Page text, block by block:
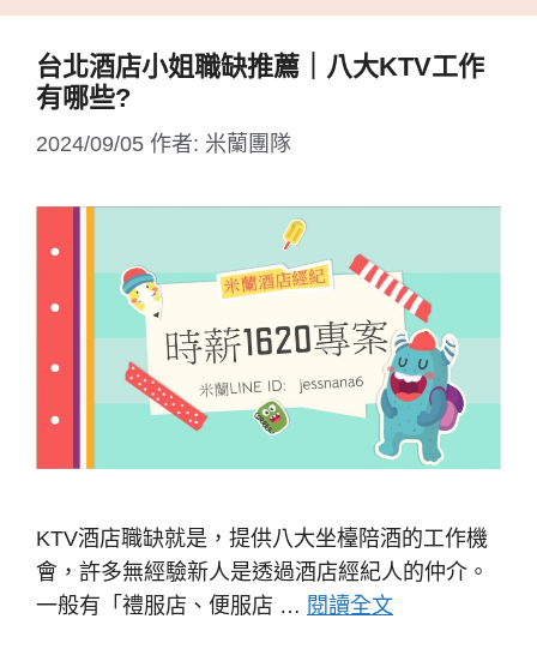
台北酒店小姐職缺推薦｜八大KTV工作
有哪些?
2024/09/05 作者: 米蘭團隊
KTV酒店職缺就是，提供八大坐檯陪酒的工作機
會，許多無經驗新人是透過酒店經紀人的仲介。
一般有「禮服店、便服店 … 閱讀全文